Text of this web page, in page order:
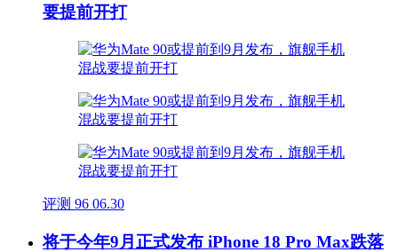
要提前开打
评测 96 06.30
将于今年9月正式发布 iPhone 18 Pro Max跌落